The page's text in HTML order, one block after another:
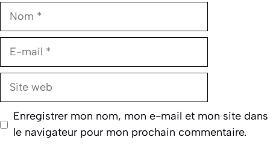
Nom
E-
Site
Enregistrer mon nom, mon e-mail et mon site dans
le navigateur pour mon prochain commentaire.